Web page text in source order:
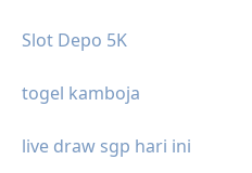
Slot Depo 5K
togel kamboja
live draw sgp hari ini